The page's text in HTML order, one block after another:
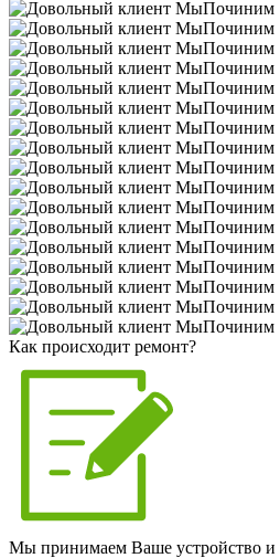
Как происходит ремонт?
Мы принимаем Ваше устройство и